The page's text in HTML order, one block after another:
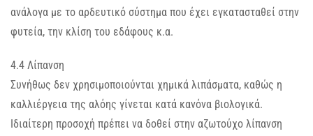
ανάλογα με το αρδευτικό σύστημα που έχει εγκατασταθεί στην
φυτεία, την κλίση του εδάφους κ.α.
4.4 Λίπανση
Συνήθως δεν χρησιμοποιούνται χημικά λιπάσματα, καθώς η
καλλιέργεια της αλόης γίνεται κατά κανόνα βιολογικά.
Ιδιαίτερη προσοχή πρέπει να δοθεί στην αζωτούχο λίπανση